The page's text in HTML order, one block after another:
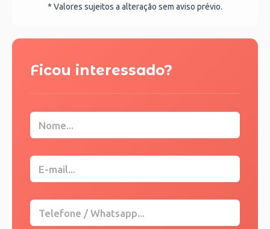
* Valores sujeitos a alteração sem aviso prévio.
Ficou interessado?